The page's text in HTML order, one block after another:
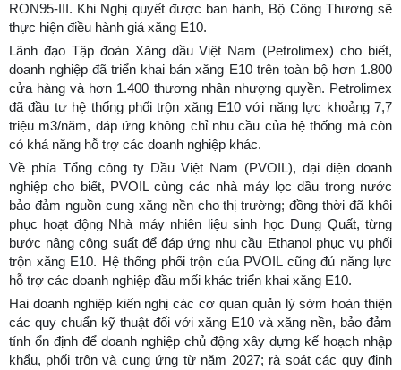
RON95-III. Khi Nghị quyết được ban hành, Bộ Công Thương sẽ
thực hiện điều hành giá xăng E10.
Lãnh đạo Tập đoàn Xăng dầu Việt Nam (Petrolimex) cho biết,
doanh nghiệp đã triển khai bán xăng E10 trên toàn bộ hơn 1.800
cửa hàng và hơn 1.400 thương nhân nhượng quyền. Petrolimex
đã đầu tư hệ thống phối trộn xăng E10 với năng lực khoảng 7,7
triệu m3/năm, đáp ứng không chỉ nhu cầu của hệ thống mà còn
có khả năng hỗ trợ các doanh nghiệp khác.
Về phía Tổng công ty Dầu Việt Nam (PVOIL), đại diện doanh
nghiệp cho biết, PVOIL cùng các nhà máy lọc dầu trong nước
bảo đảm nguồn cung xăng nền cho thị trường; đồng thời đã khôi
phục hoạt động Nhà máy nhiên liệu sinh học Dung Quất, từng
bước nâng công suất để đáp ứng nhu cầu Ethanol phục vụ phối
trộn xăng E10. Hệ thống phối trộn của PVOIL cũng đủ năng lực
hỗ trợ các doanh nghiệp đầu mối khác triển khai xăng E10.
Hai doanh nghiệp kiến nghị các cơ quan quản lý sớm hoàn thiện
các quy chuẩn kỹ thuật đối với xăng E10 và xăng nền, bảo đảm
tính ổn định để doanh nghiệp chủ động xây dựng kế hoạch nhập
khẩu, phối trộn và cung ứng từ năm 2027; rà soát các quy định